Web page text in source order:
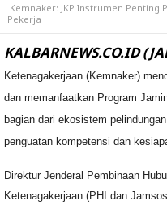
Kemnaker: JKP Instrumen
Pekerja
KALBARNEWS.CO.ID
Ketenagakerjaan (Kemnaker)
dan memanfaatkan Program
bagian dari ekosistem
penguatan kompetensi dan
Direktur Jenderal Pembinaan
Ketenagakerjaan (PHI dan